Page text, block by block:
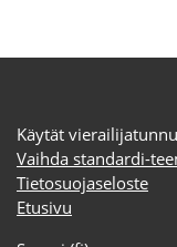
Käytät
Vaihda standardi-
Tietosuojaseloste
Etusivu